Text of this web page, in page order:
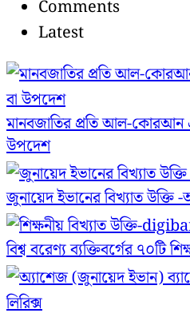
Comments
Latest
মানবজাতির প্রতি আল-কোরআন
উপদেশ
জুনায়েদ ইভানের বিখ্যাত উক্তি -
বিশ্ব বরেণ্য ব্যক্তিবর্গের ৭০টি